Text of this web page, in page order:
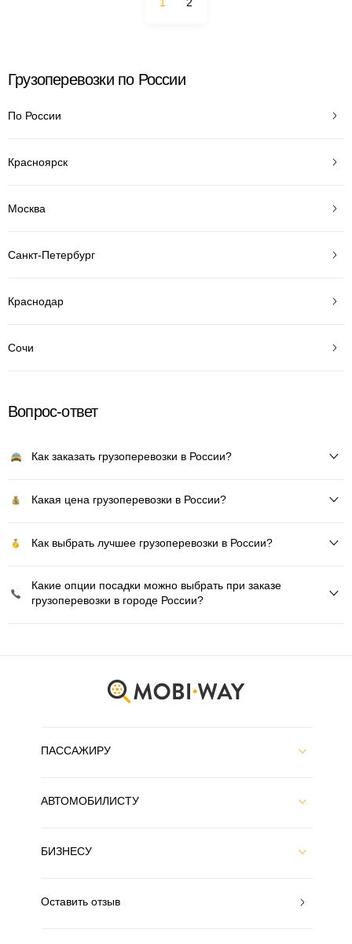
Грузоперевозки по России
По России
Красноярск
Москва
Санкт-Петербург
Краснодар
Сочи
Вопрос-ответ
Как заказать грузоперевозки в России?
Какая цена грузоперевозки в России?
Как выбрать лучшее грузоперевозки в России?
Какие опции посадки можно выбрать при заказе
грузоперевозки в городе России?
ПАССАЖИРУ
АВТОМОБИЛИСТУ
БИЗНЕСУ
Оставить отзыв